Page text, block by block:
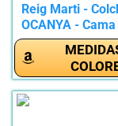
Reig Marti -
OCANYA -
-...